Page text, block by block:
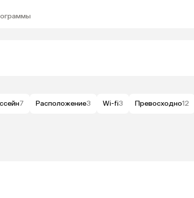
7 Расположение3 Wi-fi3 Превосходно12